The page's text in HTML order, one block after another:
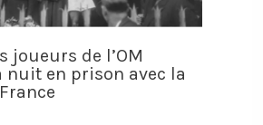
joueurs de l’OM
nuit en prison avec la